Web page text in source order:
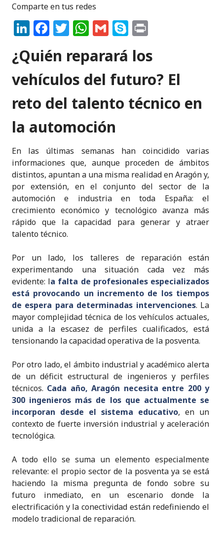
Comparte en tus redes
Li
k
e
dI
n
F
c
e
b
o
o
k
T
it
te
r
W
a
ts
A
p
p
G
ai
l
S
y
p
e
n
t
¿Quién reparará los
vehículos del futuro? El
reto del talento técnico en
la automoción
En las últimas semanas han coincidido varias
informaciones que, aunque proceden de ámbitos
distintos, apuntan a una misma realidad en Aragón y,
por extensión, en el conjunto del sector de la
automoción e industria en toda España: el
crecimiento económico y tecnológico avanza más
rápido que la capacidad para generar y atraer
talento técnico.
Por un lado, los talleres de reparación están
experimentando una situación cada vez más
evidente: la falta de profesionales especializados
está provocando un incremento de los tiempos
de espera para determinadas intervenciones. La
mayor complejidad técnica de los vehículos actuales,
unida a la escasez de perfiles cualificados, está
tensionando la capacidad operativa de la posventa.
Por otro lado, el ámbito industrial y académico alerta
de un déficit estructural de ingenieros y perfiles
técnicos. Cada año, Aragón necesita entre 200 y
300 ingenieros más de los que actualmente se
incorporan desde el sistema educativo, en un
contexto de fuerte inversión industrial y aceleración
tecnológica.
A todo ello se suma un elemento especialmente
relevante: el propio sector de la posventa ya se está
haciendo la misma pregunta de fondo sobre su
futuro inmediato, en un escenario donde la
electrificación y la conectividad están redefiniendo el
modelo tradicional de reparación.